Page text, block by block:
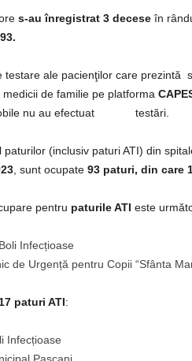
s-au înregistrat 3 decese în
testare ale pacienţilor care prezintă
de familie pe platforma
nu au efectuat testări.
(inclusiv paturi ATI) din
, sunt ocupate 93 paturi, din care
pentru paturile ATI este
Infecțioase
de Urgență pentru Copii “Sfânta
17 paturi ATI:
Infecțioase